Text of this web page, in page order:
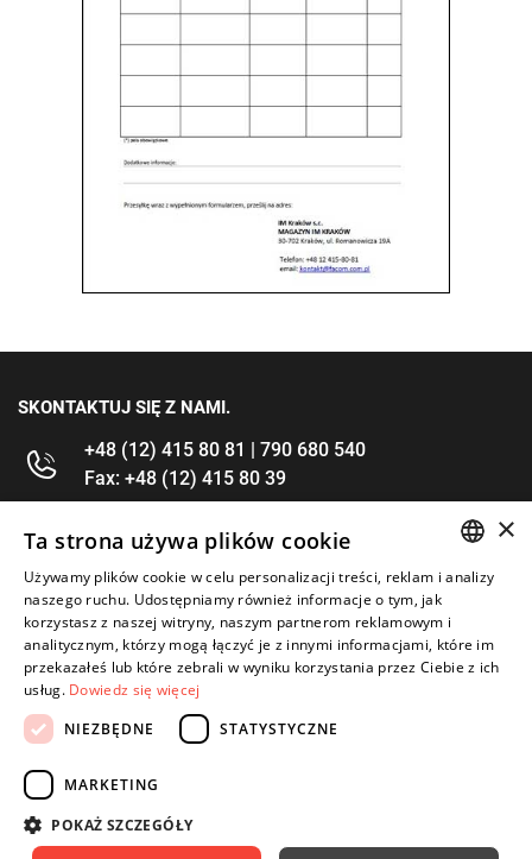
SKONTAKTUJ SIĘ Z NAMI.
+48 (12) 415 80 81 | 790 680 540
Fax: +48 (12) 415 80 39
kontakt@im-narzedzia.pl
INFORMACJE
OFERTA
MOJE KONTO
OBSERWUJ NAS
ENGLISH
×
Ta strona używa plików cookie
Używamy plików cookie w celu personalizacji treści, reklam i analizy
naszego ruchu. Udostępniamy również informacje o tym, jak
korzystasz z naszej witryny, naszym partnerom reklamowym i
analitycznym, którzy mogą łączyć je z innymi informacjami, które im
przekazałeś lub które zebrali w wyniku korzystania przez Ciebie z ich
usług. Dowiedz się więcej
NIEZBĘDNE
STATYSTYCZNE
MARKETING
POKAŻ SZCZEGÓŁY